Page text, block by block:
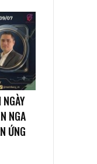
NGA
ỨNG